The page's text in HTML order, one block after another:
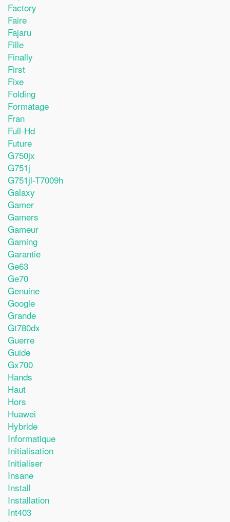
Factory
Faire
Fajaru
Fille
Finally
First
Fixe
Folding
Formatage
Fran
Full-Hd
Future
G750jx
G751j
G751jl-T7009h
Galaxy
Gamer
Gamers
Gameur
Gaming
Garantie
Ge63
Ge70
Genuine
Google
Grande
Gt780dx
Guerre
Guide
Gx700
Hands
Haut
Hors
Huawei
Hybride
Informatique
Initialisation
Initialiser
Insane
Install
Installation
Int403